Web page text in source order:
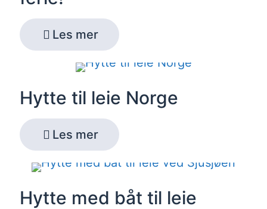
Les mer
Hytte til leie Norge
Les mer
Hytte med båt til leie